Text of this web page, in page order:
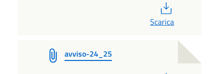
Scarica
avviso-24_25